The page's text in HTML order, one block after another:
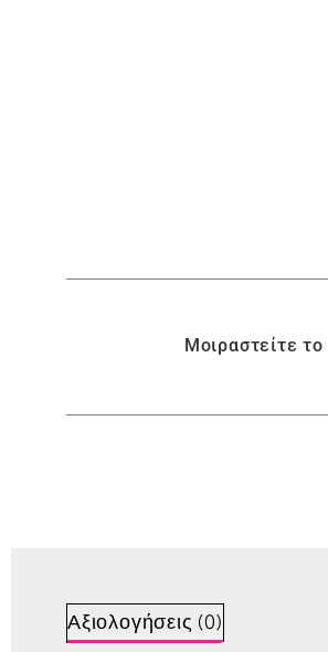
Μοιραστείτε το
Αξιολογήσεις (0)